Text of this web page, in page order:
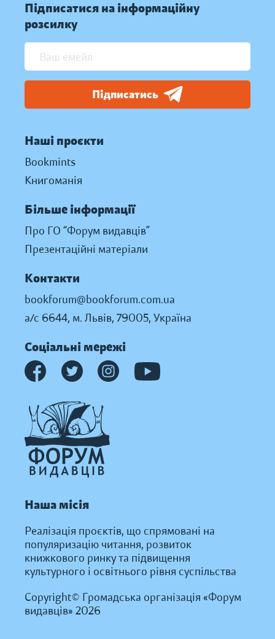
Підписатися на інформаційну
розсилку
Підписатись
Наші проєкти
Bookmints
Книгоманія
Більше інформації
Про ГО “Форум видавців”
Презентаційні матеріали
Контакти
bookforum@bookforum.com.ua
а/с 6644, м. Львів, 79005, Україна
Соціальні мережі
Наша місія
Реалізація проєктів, що спрямовані на
популяризацію читання, розвиток
книжкового ринку та підвищення
культурного і освітнього рівня суспільства
Copyright© Громадська організація «Форум
видавців» 2026